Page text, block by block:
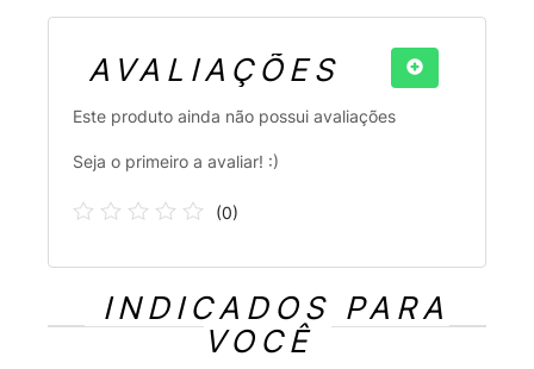
AVALIAÇÕES
Este produto ainda não possui avaliações
Seja o primeiro a avaliar! :)
(0)
INDICADOS PARA
VOCÊ